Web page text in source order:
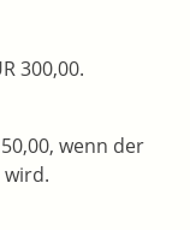
300,00.
wenn der